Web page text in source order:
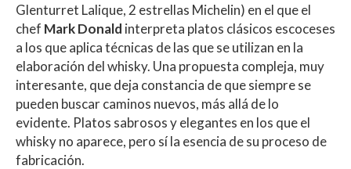
Glenturret Lalique, 2 estrellas Michelin) en el que el
chef Mark Donald interpreta platos clásicos escoceses
a los que aplica técnicas de las que se utilizan en la
elaboración del whisky. Una propuesta compleja, muy
interesante, que deja constancia de que siempre se
pueden buscar caminos nuevos, más allá de lo
evidente. Platos sabrosos y elegantes en los que el
whisky no aparece, pero sí la esencia de su proceso de
fabricación.